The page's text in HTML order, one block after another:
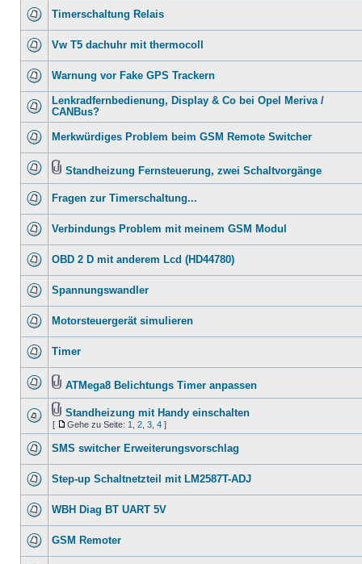
Timerschaltung Relais
Vw T5 dachuhr mit thermocoll
Warnung vor Fake GPS Trackern
Lenkradfernbedienung, Display & Co bei Opel Meriva /
CANBus?
Merkwürdiges Problem beim GSM Remote Switcher
Standheizung Fernsteuerung, zwei Schaltvorgänge
Fragen zur Timerschaltung...
Verbindungs Problem mit meinem GSM Modul
OBD 2 D mit anderem Lcd (HD44780)
Spannungswandler
Motorsteuergerät simulieren
Timer
ATMega8 Belichtungs Timer anpassen
Standheizung mit Handy einschalten
[ Gehe zu Seite: 1 2 3 4 ]
SMS switcher Erweiterungsvorschlag
Step-up Schaltnetzteil mit LM2587T-ADJ
WBH Diag BT UART 5V
GSM Remoter